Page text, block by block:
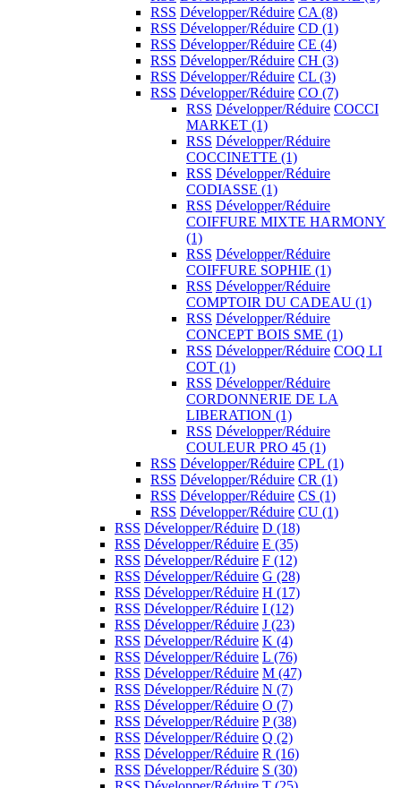
RSS Développer/Réduire CA (8)
RSS Développer/Réduire CD (1)
RSS Développer/Réduire CE (4)
RSS Développer/Réduire CH (3)
RSS Développer/Réduire CL (3)
RSS Développer/Réduire CO (7)
RSS Développer/Réduire COCCI
MARKET (1)
RSS Développer/Réduire
COCCINETTE (1)
RSS Développer/Réduire
CODIASSE (1)
RSS Développer/Réduire
COIFFURE MIXTE HARMONY
(1)
RSS Développer/Réduire
COIFFURE SOPHIE (1)
RSS Développer/Réduire
COMPTOIR DU CADEAU (1)
RSS Développer/Réduire
CONCEPT BOIS SME (1)
RSS Développer/Réduire COQ LI
COT (1)
RSS Développer/Réduire
CORDONNERIE DE LA
LIBERATION (1)
RSS Développer/Réduire
COULEUR PRO 45 (1)
RSS Développer/Réduire CPL (1)
RSS Développer/Réduire CR (1)
RSS Développer/Réduire CS (1)
RSS Développer/Réduire CU (1)
RSS Développer/Réduire D (18)
RSS Développer/Réduire E (35)
RSS Développer/Réduire F (12)
RSS Développer/Réduire G (28)
RSS Développer/Réduire H (17)
RSS Développer/Réduire I (12)
RSS Développer/Réduire J (23)
RSS Développer/Réduire K (4)
RSS Développer/Réduire L (76)
RSS Développer/Réduire M (47)
RSS Développer/Réduire N (7)
RSS Développer/Réduire O (7)
RSS Développer/Réduire P(38)
RSS Développer/Réduire Q (2)
RSS Développer/Réduire R (16)
RSS Développer/Réduire S (30)